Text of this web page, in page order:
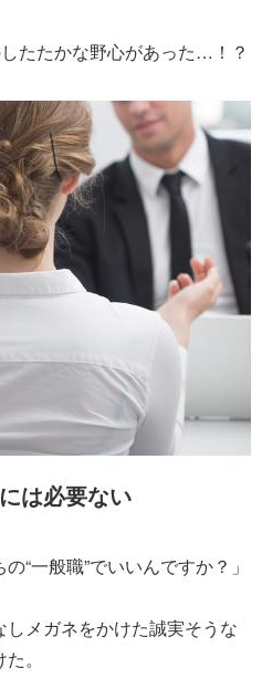
たたかな野心があった…！？
は必要ない
“一般職”でいいんですか？」
メガネをかけた誠実そうな
。